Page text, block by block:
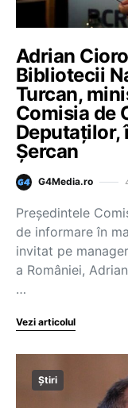
Adrian
Bibliotecii
Turcan,
Comisia de
Deputaților,
Șercan
G4Media.ro
Președintele
de informare în
invitat pe
a României,
…
Vezi articolul
Știri